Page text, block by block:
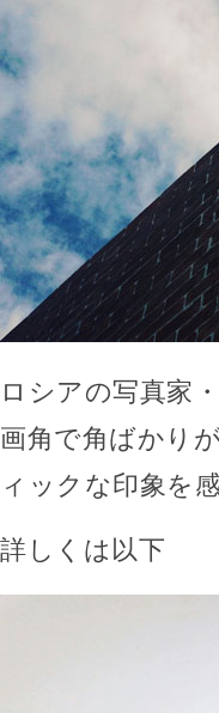
ロシアの写真家
画角で角ばかり
ィックな印象を
詳しくは以下